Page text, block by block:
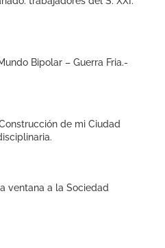
Bipolar – Guerra Fria.-
de mi Ciudad
ventana a la Sociedad